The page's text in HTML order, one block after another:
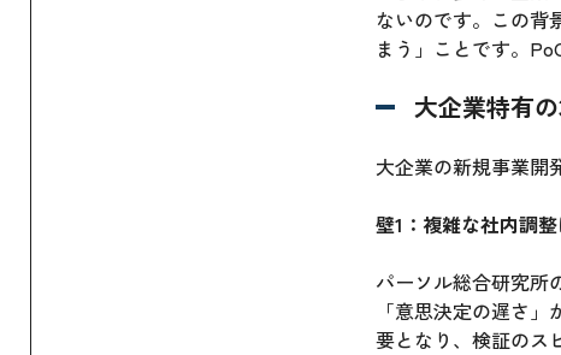
ないのです。この背
まう」ことです。
大企業特有
大企業の新規事業開
壁1：複雑な社内調
パーソル総合研究所
「意思決定の遅さ
要となり、検証のス